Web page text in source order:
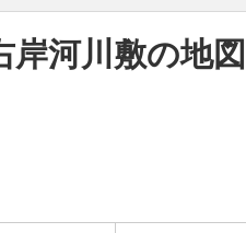
岸河川敷の地